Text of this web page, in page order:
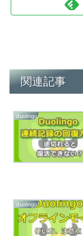
関連記事
duolingo
duolingo